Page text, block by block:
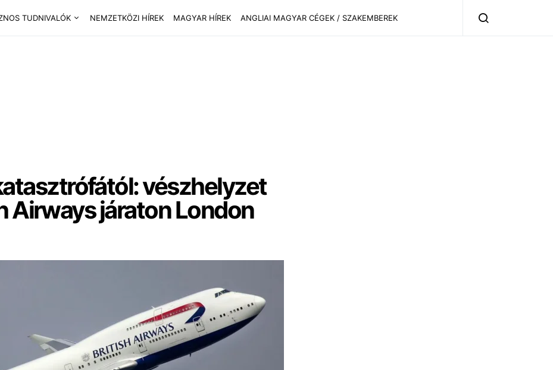
TUDNIVALÓK NEMZETKÖZI HÍREK MAGYAR HÍREK ANGLIAI MAGYAR CÉGEK / SZAKEMBEREK
vészhelyzet
Airways járaton London